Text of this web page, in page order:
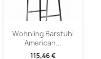
Wohnling Barstuhl
American...
115,46 €